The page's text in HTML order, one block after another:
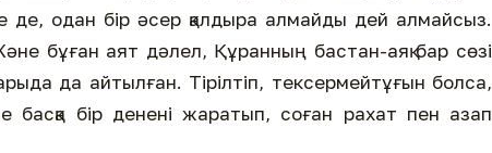
де, одан бір әсер қалдыра алмайды дей алмайсыз.
бұған аят дәлел, Құранның бастан-аяқ бар сөзі
да айтылған. Тірілтіп, тексермейтұғын болса,
бір денені жаратып, соған рахат пен азап